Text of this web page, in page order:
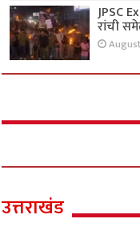
JPSC
रांची
उत्तराखंड